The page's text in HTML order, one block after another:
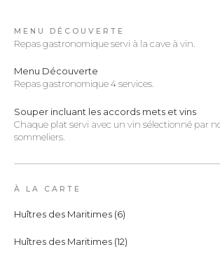
MENU DÉCOUVERTE
Repas gastronomique servi à la cave à vin.
Menu Découverte
Repas gastronomique 4 services.
Souper incluant les accords mets et vins
Chaque plat servi avec un vin sélectionné par
sommeliers.
À LA CARTE
Huîtres des Maritimes (6)
Huîtres des Maritimes (12)